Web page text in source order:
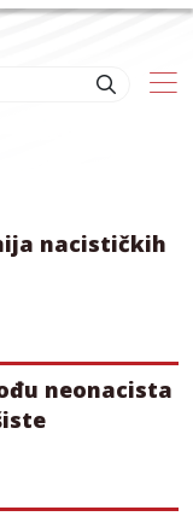
nacističkih
neonacista